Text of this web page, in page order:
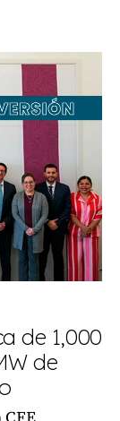
de 1,000
de